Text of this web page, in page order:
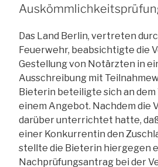
Das Land Berlin, vertreten
Feuerwehr, beabsichtigte die
Gestellung von Notärzten in
Ausschreibung mit
Bieterin beteiligte sich an
einem Angebot. Nachdem die
darüber unterrichtet hatte,
einer Konkurrentin den
stellte die Bieterin hiergegen
Nachprüfungsantrag bei der